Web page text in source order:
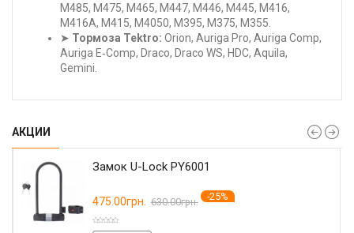
M485, M475, M465, M447, M446, M445, M416,
M416A, M415, M4050, M395, M375, M355.
➤ Тормоза Tektro: Orion, Auriga Pro, Auriga Comp,
Auriga E‑Comp, Draco, Draco WS, HDC, Aquila,
Gemini.
АКЦИИ
Замок U-Lock PY6001
475.00грн. 630.00грн. -25%